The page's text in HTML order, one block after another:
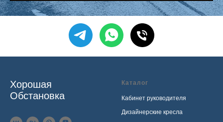
Хорошая
Обстановка
Каталог
Кабинет руководителя
Дизайнерские кресла